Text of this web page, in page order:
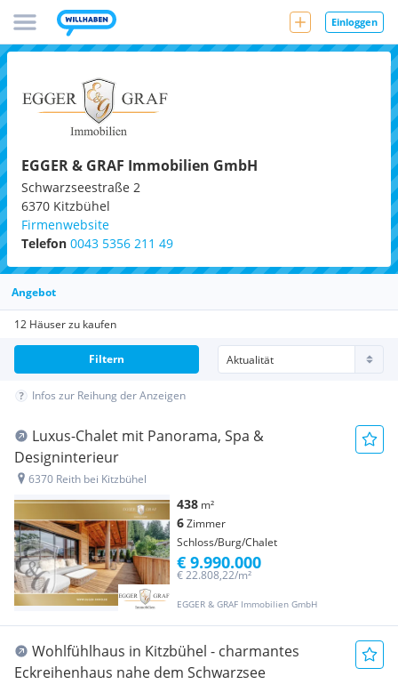
Einloggen
EGGER & GRAF Immobilien GmbH
Schwarzseestraße 2
6370 Kitzbühel
Firmenwebsite
Telefon 0043 5356 211 49
Angebot
12 Häuser zu kaufen
Filtern
Infos zur Reihung der Anzeigen
Luxus-Chalet mit Panorama, Spa &
Designinterieur
6370 Reith bei Kitzbühel
438 m²
6Zimmer
Schloss/Burg/Chalet
EGGER & GRAF Immobilien GmbH
€ 22.808,22/m²
€ 9.990.000
Wohlfühlhaus in Kitzbühel - charmantes
Eckreihenhaus nahe dem Schwarzsee